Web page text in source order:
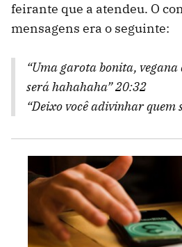
feirante que a atendeu. O
mensagens era o seguinte:
“Uma garota bonita,
será hahahaha” 20:32
“Deixo você adivinhar quem